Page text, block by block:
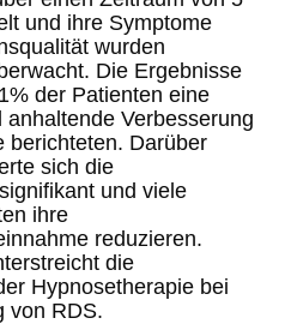
und ihre Symptome
wurden
Die Ergebnisse
der Patienten eine
Verbesserung
berichteten. Darüber
sich die
und viele
ihre
reduzieren.
die
Hypnosetherapie bei
von RDS.